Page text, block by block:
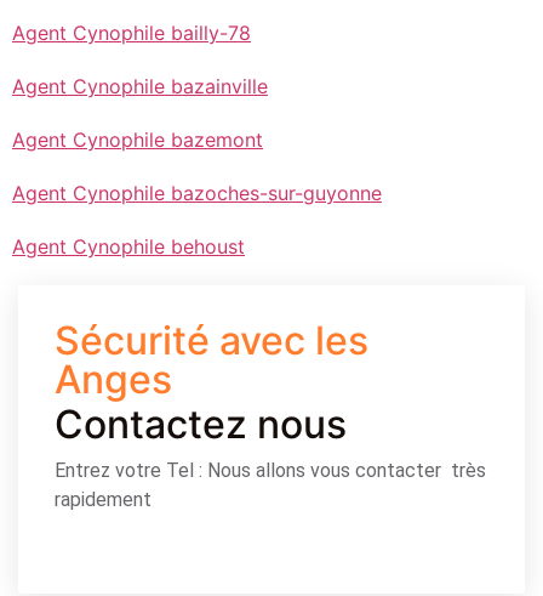
Agent Cynophile bailly-78
Agent Cynophile bazainville
Agent Cynophile bazemont
Agent Cynophile bazoches-sur-guyonne
Agent Cynophile behoust
Sécurité avec les
Anges
Contactez nous
Entrez votre Tel : Nous allons vous contacter très
rapidement